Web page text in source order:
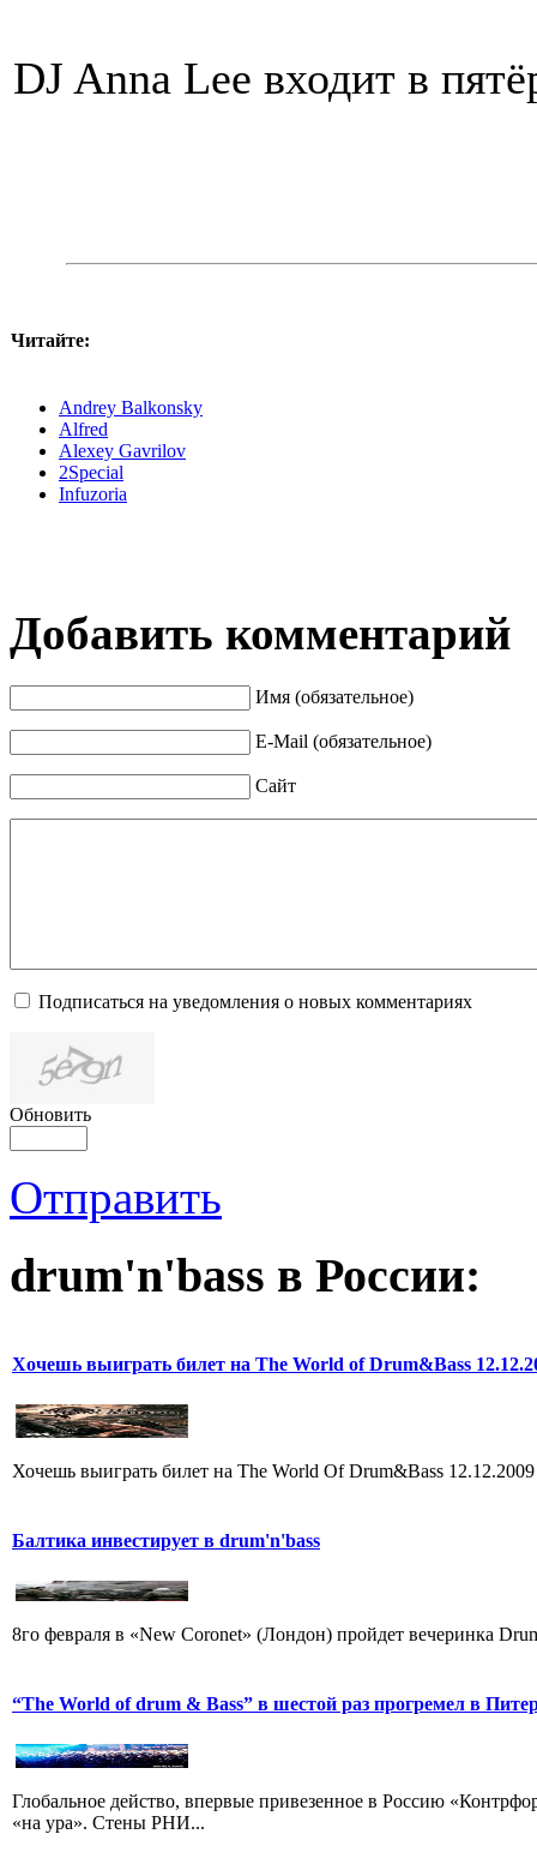
DJ Anna Lee входит в
Читайте:
Andrey Balkonsky
Alfred
Alexey Gavrilov
2Special
Infuzoria
Добавить комментарий
Имя (обязательное)
E-Mail (обязательное)
Сайт
Подписаться на уведомления о новых комментариях
Обновить
Отправить
drum'n'bass в России:
Хочешь выиграть билет на The World of Drum&Bass
Хочешь выиграть билет на The World Of Drum&Bass
Балтика инвестирует в drum'n'bass
8го февраля в «New Coronet» (Лондон) пройдет вечеринка
“The World of drum & Bass” в шестой раз прогремел в
Глобальное действо, впервые привезенное в Россию
«на ура». Стены РНИ...